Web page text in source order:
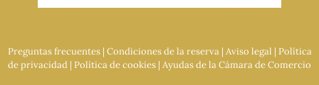
Preguntas frecuentes| Condiciones de la reserva| Aviso legal | Política
de privacidad | Política de cookies | Ayudas de la Cámara de Comercio